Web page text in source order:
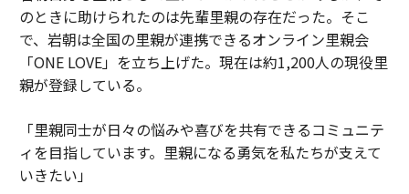
のときに助けられたのは先輩里親の存在だった。そこ
で、岩朝は全国の里親が連携できるオンライン里親会
「ONE LOVE」を立ち上げた。現在は約1,200人の現役里
親が登録している。
「里親同士が日々の悩みや喜びを共有できるコミュニテ
ィを目指しています。里親になる勇気を私たちが支えて
いきたい」